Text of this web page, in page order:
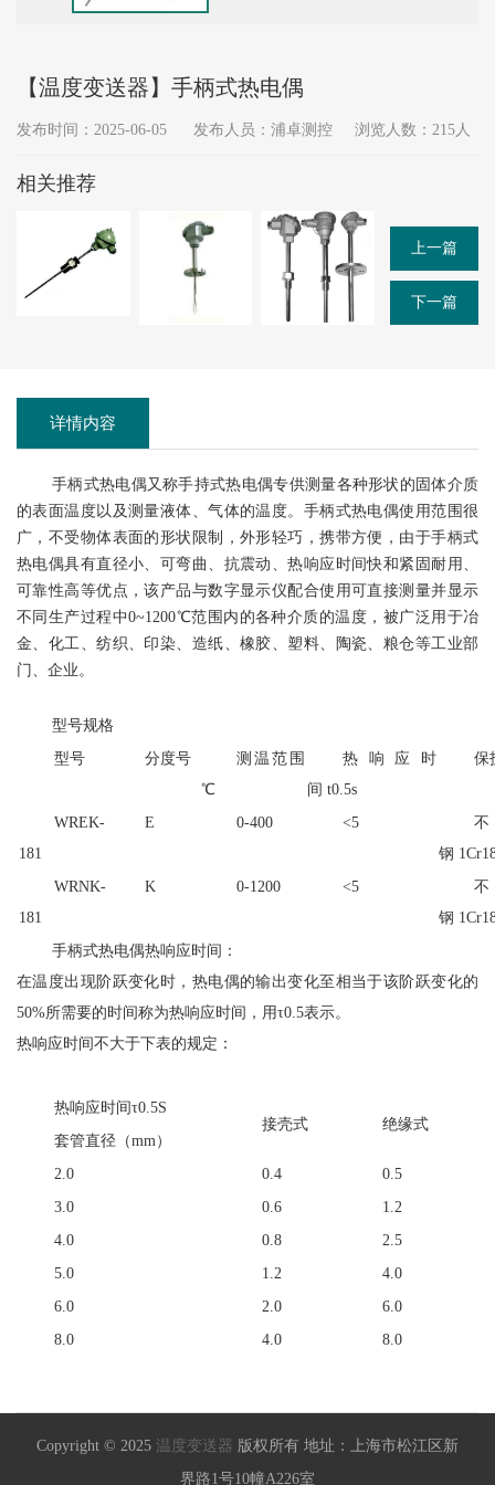
【温度变送器】手柄式热电偶
发布时间：2025-06-05 发布人员：浦卓测控 浏览人数：215人
相关推荐
上一篇
下一篇
详情内容
手柄式热电偶又称手持式热电偶专供测量各种形状的固体介质
的表面温度以及测量液体、气体的温度。手柄式热电偶使用范围很
广，不受物体表面的形状限制，外形轻巧，携带方便，由于手柄式
热电偶具有直径小、可弯曲、抗震动、热响应时间快和紧固耐用、
可靠性高等优点，该产品与数字显示仪配合使用可直接测量并显示
不同生产过程中0~1200℃范围内的各种介质的温度，被广泛用于冶
金、化工、纺织、印染、造纸、橡胶、塑料、陶瓷、粮仓等工业部
门、企业。
型号规格
型号
分度号
测温范围
℃
热响应时
间 t0.5s
保
WREK-
181
E 0-400 <5
钢
WRNK-
181
K 0-1200 <5
钢
手柄式热电偶热响应时间：
在温度出现阶跃变化时，热电偶的输出变化至相当于该阶跃变化的
50%所需要的时间称为热响应时间，用τ0.5表示。
热响应时间不大于下表的规定：
热响应时间τ0.5S
接壳式
绝缘式
套管直径（mm）
2.0
0.4
0.5
3.0
0.6
1.2
4.0
0.8
2.5
5.0
1.2
4.0
6.0
2.0
6.0
8.0
4.0 8.0
Copyright © 2025 温度变送器 版权所有 地址：上海市松江区新
界路1号10幢A226室